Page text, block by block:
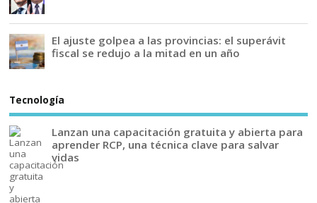
El ajuste golpea a las provincias: el superávit
fiscal se redujo a la mitad en un año
Tecnología
Lanzan una capacitación gratuita y abierta para
aprender RCP, una técnica clave para salvar
vidas